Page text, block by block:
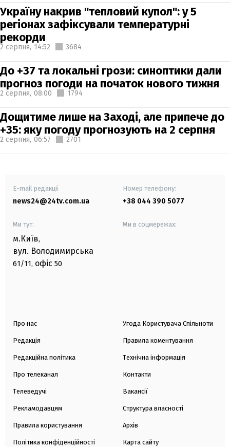
Україну накрив "тепловий купол": у 5
регіонах зафіксували температурні
рекорди
2 серпня, 14:52 3684
До +37 та локальні грози: синоптики дали
прогноз погоди на початок нового тижня
2 серпня, 08:00 1794
Дощитиме лише на Заході, але припече до
+35: яку погоду прогнозують на 2 серпня
2 серпня, 06:57 2701
E-mail редакції
news24@24tv.com.ua
Номер телефону:
+38 044 390 5077
Ми тут:
м.Київ,
вул. Володимирська
61/11, офіс 50
Ми в соцмережах:
Про нас
Редакція
Редакційна політика
Про телеканал
Телеведучі
Рекламодавцям
Правила користування
Політика конфіденційності
Угода Користувача Спільноти
Правила коментування
Технічна інформація
Контакти
Вакансії
Структура власності
Архів
Карта сайту